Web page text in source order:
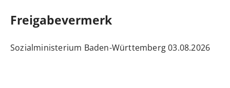
Freigabevermerk
03.08.2026 Sozialministerium Baden-Württemberg